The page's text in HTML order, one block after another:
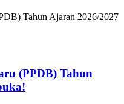
(PPDB) Tahun